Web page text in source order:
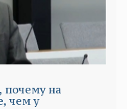
на
чем у